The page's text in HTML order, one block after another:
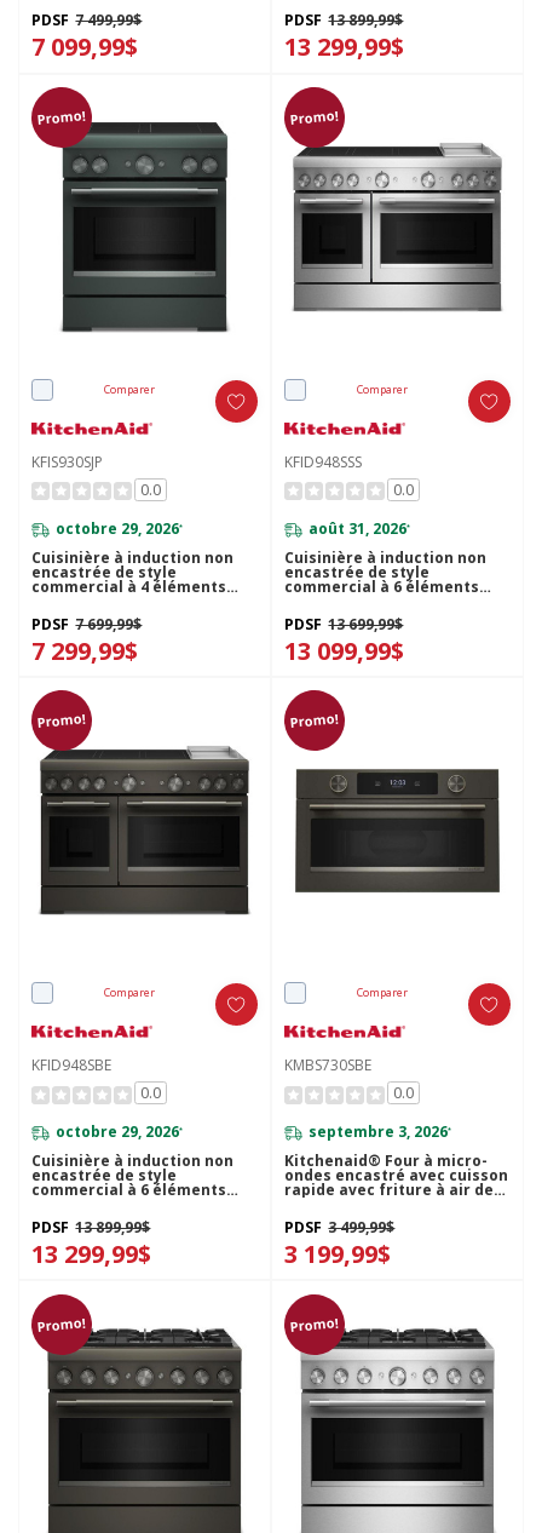
KitchenAid® de 30 po
KFIS930SSS
PDSF 7 499,99$
7 099,99$
KitchenAid® de 48 po
KFID948SJP
PDSF 13 899,99$
13 299,99$
Promo!
Comparer
KFIS930SJP
0.0
octobre 29, 2026*
Cuisinière à induction non
encastrée de style
commercial à 4 éléments
KitchenAid® de 30 po
KFIS930SJP
PDSF 7 699,99$
7 299,99$
Promo!
Comparer
KFID948SSS
0.0
août 31, 2026*
Cuisinière à induction non
encastrée de style
commercial à 6 éléments
KitchenAid® de 48 po
KFID948SSS
PDSF 13 699,99$
13 099,99$
Promo!
Comparer
KFID948SBE
0.0
octobre 29, 2026*
Cuisinière à induction non
encastrée de style
commercial à 6 éléments
KitchenAid® de 48 po
KFID948SBE
PDSF 13 899,99$
13 299,99$
Promo!
Comparer
KMBS730SBE
0.0
septembre 3, 2026*
Kitchenaid® Four à micro-
ondes encastré avec cuisson
rapide avec friture à air de
30 po KMBS730SBE
PDSF 3 499,99$
3 199,99$
Promo! Promo!